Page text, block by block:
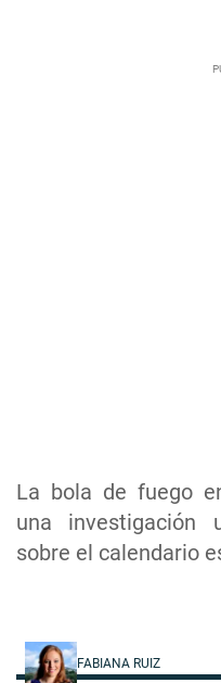
La bola de fuego
una investigación
sobre el calendario
FABIANA RUIZ